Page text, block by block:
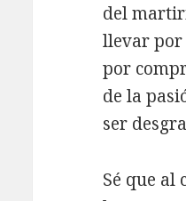
del
llevar
por
de la
ser
Sé que al